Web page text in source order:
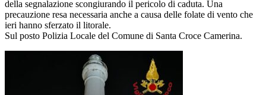
della segnalazione scongiurando il pericolo di caduta. Una
precauzione resa necessaria anche a causa delle folate di vento che
ieri hanno sferzato il litorale.
Sul posto Polizia Locale del Comune di Santa Croce Camerina.